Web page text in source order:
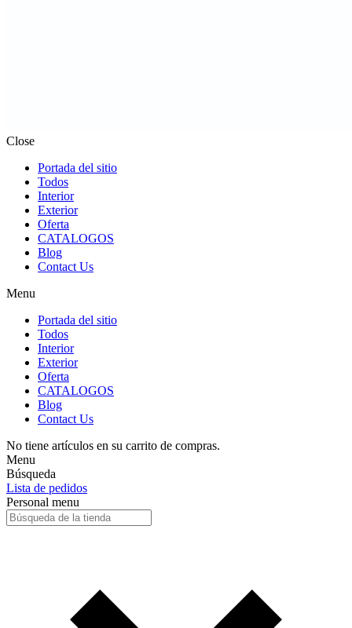
Close
Portada del sitio
Todos
Interior
Exterior
Oferta
CATALOGOS
Blog
Contact Us
Menu
Portada del sitio
Todos
Interior
Exterior
Oferta
CATALOGOS
Blog
Contact Us
No tiene artículos en su carrito de compras.
Menu
Búsqueda
Lista de pedidos
Personal menu